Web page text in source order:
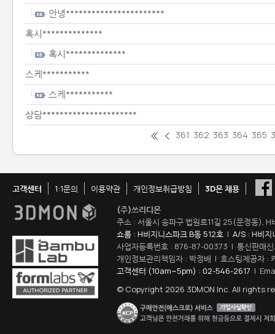
안녕***********************
혹시**************
혹시**************
스케***********
스케***********
상담**********************
361 362 363 364 365
고객센터 1:1문의 이용약관 개인정보취급방침
3D몬 채용
(주)쓰리디몬
주소 : 서울시 송파구 법원로11길 25(문정동),
쇼룸 : H비지니스파크 B동 512호 | A/S : H비지
사업자등록번호 : 876-87-00373 | 통신판매
개인정보관리책임자 : 박정배 | 호스팅제공자 :
고객센터 (10am~5pm) : 02-546-2617 |
© Copyright 2026 3DMON Inc. All rights